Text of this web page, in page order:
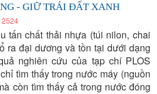
- GIỮ TRÁI ĐẤT XANH
2524
tấn chất thải nhựa (túi nilon, chai
ra đại dương và tồn tại dưới dạng
nghiên cứu của tạp chí PLOS
tìm thấy trong nước máy (nguồn
còn tìm thấy cả trong nước đóng